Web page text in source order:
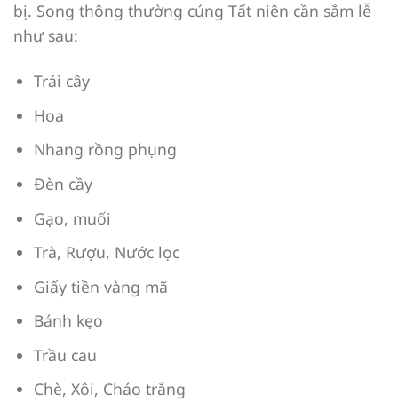
bị. Song thông thường cúng Tất niên cần sắm lễ
như sau:
Trái cây
Hoa
Nhang rồng phụng
Đèn cầy
Gạo, muối
Trà, Rượu, Nước lọc
Giấy tiền vàng mã
Bánh kẹo
Trầu cau
Chè, Xôi, Cháo trắng